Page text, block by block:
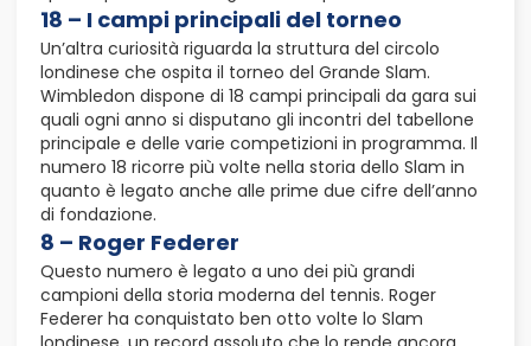
18 – I campi principali del torneo
Un’altra curiosità riguarda la struttura del circolo
londinese che ospita il torneo del Grande Slam.
Wimbledon dispone di 18 campi principali da gara sui
quali ogni anno si disputano gli incontri del tabellone
principale e delle varie competizioni in programma. Il
numero 18 ricorre più volte nella storia dello Slam in
quanto è legato anche alle prime due cifre dell’anno
di fondazione.
8 – Roger Federer
Questo numero è legato a uno dei più grandi
campioni della storia moderna del tennis. Roger
Federer ha conquistato ben otto volte lo Slam